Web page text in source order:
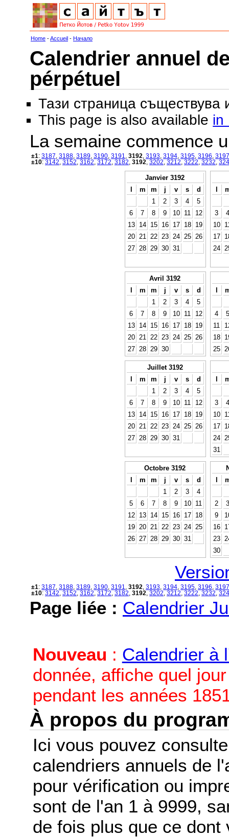
Home -Accueil - Начало
Calendrier annuel
pérpétuel
Тази страница съществува
This page is also available in
La semaine commence
±1: 3187 3188 3189 3190 3191 3192 3193 3194 3195 3196 3197
±10: 3142 3152 3162 3172 3182 3192 3202 3212 3222 3232
Janvier 3192
l
m m j v s
d
1
2 3 4
5
6
7 8 9 10 11
12
13
14 15 16 17 18
19
20
21 22 23 24 25
26
27
28 29 30 31
l
3
4
10
17
24
Avril 3192
l
m m j v s
d
1
2 3 4
5
6
7 8 9 10 11
12
13
14 15 16 17 18
19
20
21 22 23 24 25
26
27
28 29 30
l
4
5
11
18
25
Juillet 3192
l
m m j v s
d
1
2 3 4
5
6
7 8 9 10 11
12
13
14 15 16 17 18
19
20
21 22 23 24 25
26
27
28 29 30 31
l
3
4
10
17
24
31
Octobre 3192
l
m m j v s
d
1
2 3
4
5
6 7 8 9 10
11
12
13 14 15 16 17
18
19
20 21 22 23 24
25
26
27 28 29 30 31
l
2
3
9
16
23
30
±1: 3187 3188 3189 3190 3191 3192 3193 3194 3195 3196 3197
±10: 3142 3152 3162 3172 3182 3192 3202 3212 3222 3232
Page liée : Calendrier
Nouveau : Calendrier à
donnée, affiche quel
pendant les années
À propos du
Ici vous pouvez
calendriers annuels de
pour vérification ou
sont de l'an 1 à 9999,
de fois plus que ce dont